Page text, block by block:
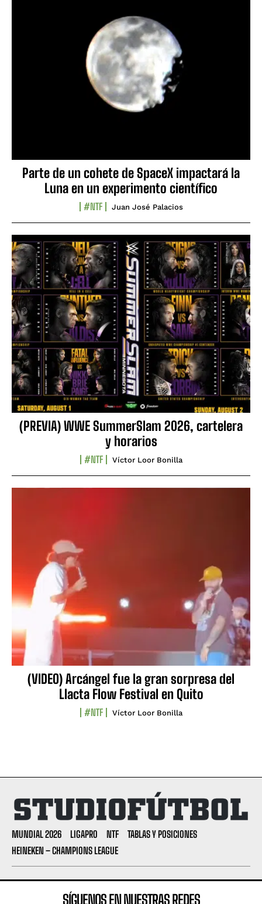
Parte de un cohete de SpaceX impactará la
Luna en un experimento científico
#NTF Juan José Palacios
(PREVIA) WWE SummerSlam 2026, cartelera
y horarios
#NTF Víctor Loor Bonilla
(VIDEO) Arcángel fue la gran sorpresa del
Llacta Flow Festival en Quito
#NTF Víctor Loor Bonilla
MUNDIAL 2026 LIGAPRO NTF
TABLAS Y POSICIONES
HEINEKEN – CHAMPIONS LEAGUE
SÍGUENOS EN NUESTRAS REDES